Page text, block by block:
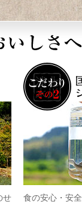
せ
食の安心・安